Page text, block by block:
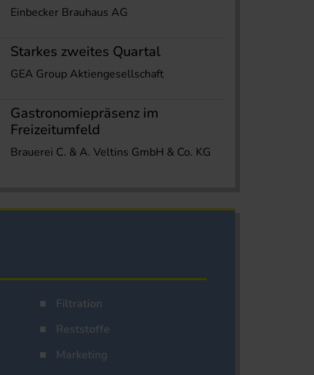
Einbecker Brauhaus AG
Starkes zweites Quartal
GEA Group Aktiengesellschaft
Gastronomiepräsenz im
Freizeitumfeld
Brauerei C. & A. Veltins GmbH & Co. KG
Filtration
Reststoffe
Marketing